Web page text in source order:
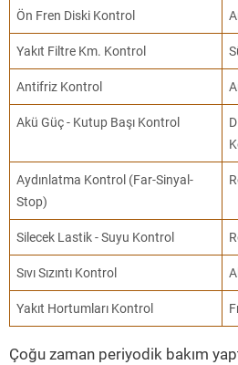
Ön Fren Diski Kontrol
Yakıt Filtre Km. Kontrol
Antifriz Kontrol
Akü Güç - Kutup Başı Kontrol
Aydınlatma Kontrol (Far-Sinyal-
Stop)
Silecek Lastik - Suyu Kontrol
Sıvı Sızıntı Kontrol
Yakıt Hortumları Kontrol
Çoğu zaman periyodik bakım